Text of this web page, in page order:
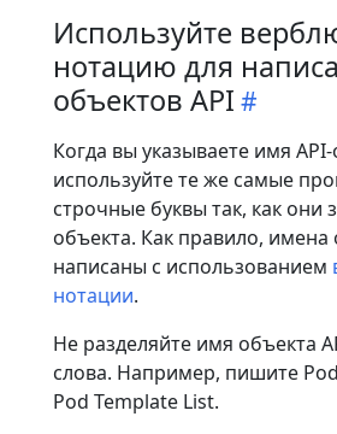
Используйте
нотацию для
объектов API
Когда вы указываете имя
используйте те же самые
строчные буквы так, как они
объекта. Как правило, имена
написаны с использованием
нотации.
Не разделяйте имя объекта
слова. Например, пишите
Pod Template List.